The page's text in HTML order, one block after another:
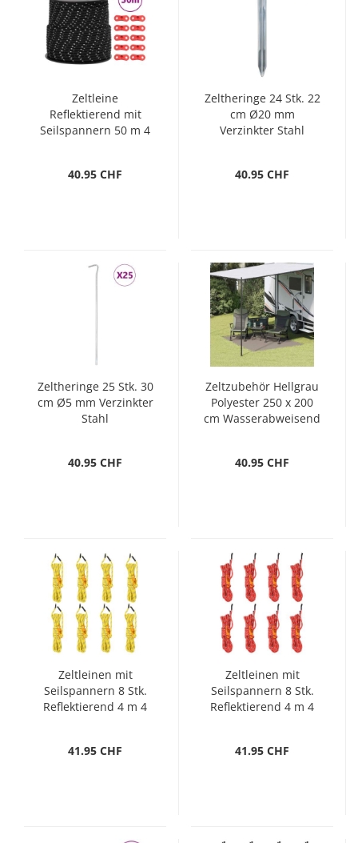
Zeltleine
Reflektierend mit
Seilspannern 50 m 4
40.95 CHF
Zeltheringe 24 Stk. 22
cm Ø20 mm
Verzinkter Stahl
40.95 CHF
Zeltheringe 25 Stk. 30
cm Ø5 mm Verzinkter
Stahl
40.95 CHF
Zeltzubehör Hellgrau
Polyester 250 x 200
cm Wasserabweisend
40.95 CHF
Zeltleinen mit
Seilspannern 8 Stk.
Reflektierend 4 m 4
41.95 CHF
Zeltleinen mit
Seilspannern 8 Stk.
Reflektierend 4 m 4
41.95 CHF